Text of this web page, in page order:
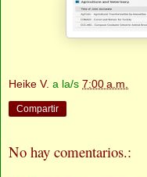
Heike V. a la/s 7:00 a.m.
Compartir
No hay comentarios.: